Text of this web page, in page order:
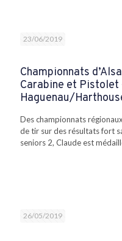
23/06/2019
Championnats
Carabine et Pistolet
Haguenau/
Des championnats
de tir sur des résultats fort
seniors 2, Claude est
26/05/2019